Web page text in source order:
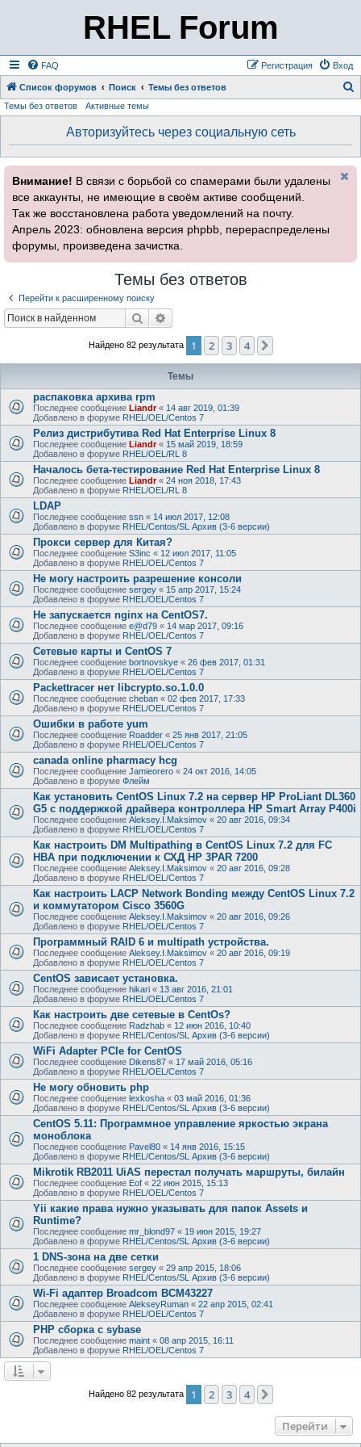
RHEL Forum
FAQ Вход
Регистрация
Список форумов Поиск Темы без ответов
Темы без ответов Активные темы
Авторизуйтесь через социальную сеть
Внимание! В связи с борьбой со спамерами были удалены
все аккаунты, не имеющие в своём активе сообщений.
Так же восстановлена работа уведомлений на почту.
Апрель 2023: обновлена версия phpbb, перераспределены
форумы, произведена зачистка.
Темы без ответов
Перейти к расширенному поиску
Поиск
Найдено 82 результата 1 2 3 4
Темы
распаковка архива rpm
Последнее сообщение Liandr« 14 авг 2019, 01:39
Добавлено в форуме RHEL/OEL/Centos 7
Релиз дистрибутива Red Hat Enterprise Linux 8
Последнее сообщение Liandr« 15 май 2019, 18:59
Добавлено в форуме RHEL/OEL/RL 8
Началось бета-тестирование Red Hat Enterprise Linux 8
Последнее сообщение Liandr« 24 ноя 2018, 17:43
Добавлено в форуме RHEL/OEL/RL 8
LDAP
Последнее сообщение ssn « 14 июл 2017, 12:08
Добавлено в форуме RHEL/Centos/SL Архив (3-6 версии)
Прокси сервер для Китая?
Последнее сообщение S3inc « 12 июл 2017, 11:05
Добавлено в форуме RHEL/OEL/Centos 7
Не могу настроить разрешение консоли
Последнее сообщение sergey « 15 апр 2017, 15:24
Добавлено в форуме RHEL/OEL/Centos 7
Не запускается nginx на CentOS7.
Последнее сообщение e@d79 « 14 мар 2017, 09:16
Добавлено в форуме RHEL/OEL/Centos 7
Сетевые карты и CentOS 7
Последнее сообщение bortnovskye « 26 фев 2017, 01:31
Добавлено в форуме RHEL/OEL/Centos 7
Packettracer нет libcrypto.so.1.0.0
Последнее сообщение cheban « 02 фев 2017, 17:33
Добавлено в форуме RHEL/OEL/Centos 7
Ошибки в работе yum
Последнее сообщение Roadder « 25 янв 2017, 21:05
Добавлено в форуме RHEL/OEL/Centos 7
canada online pharmacy hcg
Последнее сообщение Jamieorero « 24 окт 2016, 14:05
Добавлено в форуме Флейм
Как установить CentOS Linux 7.2 на сервер HP ProLiant DL360
G5 с поддержкой драйвера контроллера HP Smart Array P400i
Последнее сообщение Aleksey.I.Maksimov « 20 авг 2016, 09:34
Добавлено в форуме RHEL/OEL/Centos 7
Как настроить DM Multipathing в CentOS Linux 7.2 для FC
HBA при подключении к СХД HP 3PAR 7200
Последнее сообщение Aleksey.I.Maksimov « 20 авг 2016, 09:28
Добавлено в форуме RHEL/OEL/Centos 7
Как настроить LACP Network Bonding между CentOS Linux 7.2
и коммутатором Cisco 3560G
Последнее сообщение Aleksey.I.Maksimov « 20 авг 2016, 09:26
Добавлено в форуме RHEL/OEL/Centos 7
Программный RAID 6 и multipath устройства.
Последнее сообщение Aleksey.I.Maksimov « 20 авг 2016, 09:19
Добавлено в форуме RHEL/OEL/Centos 7
CentOS зависает установка.
Последнее сообщение hikari « 13 авг 2016, 21:01
Добавлено в форуме RHEL/OEL/Centos 7
Как настроить две сетевые в CentOs?
Последнее сообщение Radzhab « 12 июн 2016, 10:40
Добавлено в форуме RHEL/Centos/SL Архив (3-6 версии)
WiFi Adapter PCIe for CentOS
Последнее сообщение Dikens87 « 17 май 2016, 05:16
Добавлено в форуме RHEL/OEL/Centos 7
Не могу обновить php
Последнее сообщение lexkosha « 03 май 2016, 01:36
Добавлено в форуме RHEL/Centos/SL Архив (3-6 версии)
CentOS 5.11: Программное управление яркостью экрана
моноблока
Последнее сообщение Pavel80 « 14 янв 2016, 15:15
Добавлено в форуме RHEL/Centos/SL Архив (3-6 версии)
Mikrotik RB2011 UiAS перестал получать маршруты, билайн
Последнее сообщение Eof « 22 июн 2015, 15:13
Добавлено в форуме RHEL/OEL/Centos 7
Yii какие права нужно указывать для папок Assets и
Runtime?
Последнее сообщение mr_blond97 « 19 июн 2015, 19:27
Добавлено в форуме RHEL/Centos/SL Архив (3-6 версии)
1 DNS-зона на две сетки
Последнее сообщение sergey « 29 апр 2015, 18:06
Добавлено в форуме RHEL/Centos/SL Архив (3-6 версии)
Wi-Fi адаптер Broadcom BCM43227
Последнее сообщение AlekseyRuman « 22 апр 2015, 02:41
Добавлено в форуме RHEL/OEL/Centos 7
PHP сборка с sybase
Последнее сообщение maint « 08 апр 2015, 16:11
Добавлено в форуме RHEL/OEL/Centos 7
Найдено 82 результата 1 2 3 4
Перейти